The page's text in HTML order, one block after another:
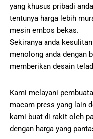
yang khusus pribadi
tentunya harga lebih
mesin embos bekas.
Sekiranya anda
menolong anda dengan
memberikan desain
Kami melayani
macam press yang lain
kami buat di rakit oleh
dengan harga yang